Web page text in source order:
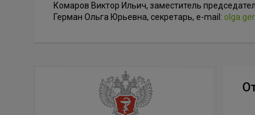
Комаров Виктор Ильич, заместитель
Герман Ольга Юрьевна, секретарь, е-mail: